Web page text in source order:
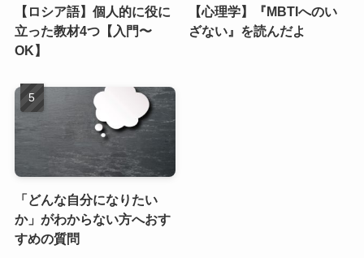
【ロシア語】個人的に役に
立った教材4つ【入門〜
OK】
【心理学】『MBTIへのい
ざない』を読んだよ
「どんな自分になりたい
か」がわからない方へおす
すめの質問